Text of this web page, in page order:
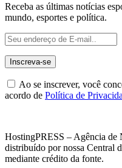
Receba as últimas notícias
mundo, esportes e política.
Ao se inscrever, você
acordo de Política de
HostingPRESS – Agência de
distribuído por nossa Central
mediante crédito da fonte.